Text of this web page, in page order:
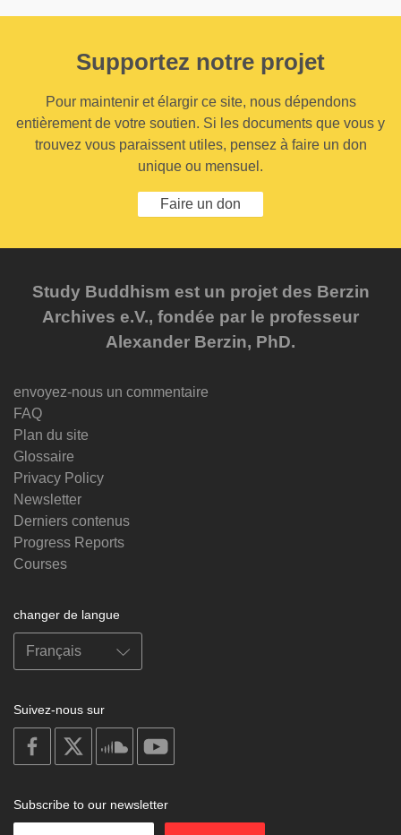
Supportez notre projet
Pour maintenir et élargir ce site, nous dépendons
entièrement de votre soutien. Si les documents que vous y
trouvez vous paraissent utiles, pensez à faire un don
unique ou mensuel.
Faire un don
Study Buddhism est un projet des Berzin
Archives e.V., fondée par le professeur
Alexander Berzin, PhD.
envoyez-nous un commentaire
FAQ
Plan du site
Glossaire
Privacy Policy
Newsletter
Derniers contenus
Progress Reports
Courses
changer de langue
Suivez-nous sur
on
facebook
soundcloud
Subscribe to our newsletter